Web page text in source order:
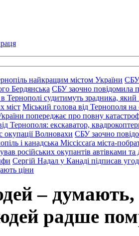
найкращим містом України СБУ
Бердянська СБУ заочно повідомила
Тернополі судитимуть зрадника, який
міст Міський голова від Тернополя
попереджає про повну
Тернополя: екскаватор,
окупації Волновахи СБУ заочно
і канадська Міссіссаґа міста-
російських окупантів автівками
Сергій Надал у Канаді підписав
ціни
–
радше